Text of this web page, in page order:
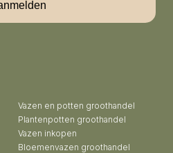
Vazen en potten groothandel
Plantenpotten groothandel
Vazen inkopen
Bloemenvazen groothandel